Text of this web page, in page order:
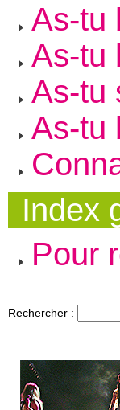
As-tu
As-tu
As-tu
As-tu
Index
Pour
Rechercher :